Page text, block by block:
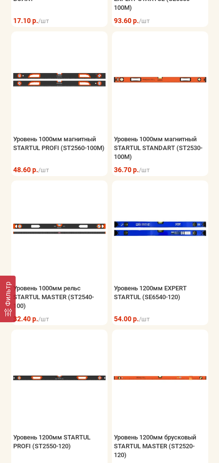
Фильтр
17.10 р./шт
100M)
93.60 р./шт
Уровень 1000мм магнитный
STARTUL PROFI (ST2560-100M)
48.60 р./шт
Уровень 1000мм магнитный
STARTUL STANDART (ST2530-
100M)
36.70 р./шт
Уровень 1000мм рельс
STARTUL MASTER (ST2540-
100)
32.40 р./шт
Уровень 1200мм EXPERT
STARTUL (SE6540-120)
54.00 р./шт
Уровень 1200мм STARTUL
PROFI (ST2550-120)
Уровень 1200мм брусковый
STARTUL MASTER (ST2520-
120)